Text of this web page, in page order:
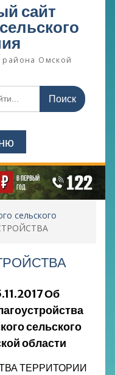
сайт
района Омской
сельского
Об
сельского
области
ТЕРРИТОРИИ